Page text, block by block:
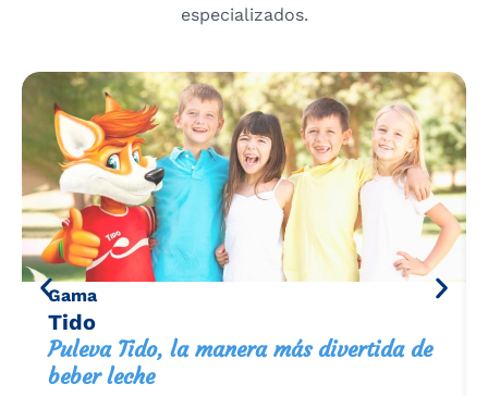
especializados.
Gama
Tido
Puleva Tido, la manera más divertida de
beber leche